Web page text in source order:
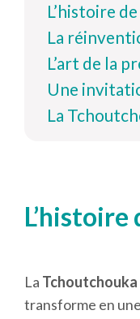
L’histoire
La
L’art de la
Une
La
La Tchoutchouka
transforme en